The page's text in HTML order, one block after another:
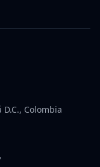
Colombia